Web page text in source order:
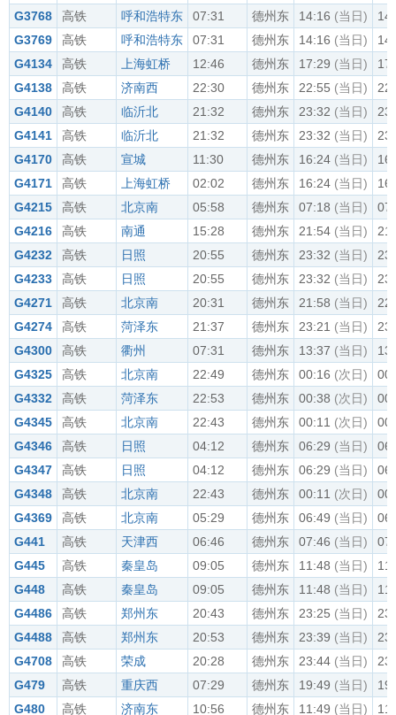
G3768
高铁 呼和浩特东 07:31 德州东 14:16 (当日)
G3769
高铁 呼和浩特东 07:31 德州东 14:16 (当日)
G4134
高铁 上海虹桥 12:46 德州东 17:29 (当日)
G4138
高铁 济南西 22:30 德州东 22:55 (当日)
G4140
高铁 临沂北 21:32 德州东 23:32 (当日)
G4141
高铁 临沂北 21:32 德州东 23:32 (当日)
G4170
高铁 宣城 11:30 德州东 16:24 (当日)
G4171
高铁 上海虹桥 02:02 德州东 16:24 (当日)
G4215
高铁 北京南 05:58 德州东 07:18 (当日)
G4216
高铁 南通 15:28 德州东 21:54 (当日)
G4232
高铁 日照 20:55 德州东 23:32 (当日)
G4233
高铁 日照 20:55 德州东 23:32 (当日)
G4271
高铁 北京南 20:31 德州东 21:58 (当日)
G4274
高铁 菏泽东 21:37 德州东 23:21 (当日)
G4300
高铁 衢州 07:31 德州东 13:37 (当日)
G4325
高铁 北京南 22:49 德州东 00:16 (次日)
G4332
高铁 菏泽东 22:53 德州东 00:38 (次日)
G4345
高铁 北京南 22:43 德州东 00:11 (次日)
G4346
高铁 日照 04:12 德州东 06:29 (当日)
G4347
高铁 日照 04:12 德州东 06:29 (当日)
G4348
高铁 北京南 22:43 德州东 00:11 (次日)
G4369
高铁 北京南 05:29 德州东 06:49 (当日)
G441
高铁 天津西 06:46 德州东 07:46 (当日)
G445
高铁 秦皇岛 09:05 德州东 11:48 (当日)
G448
高铁 秦皇岛 09:05 德州东 11:48 (当日)
G4486
高铁 郑州东 20:43 德州东 23:25 (当日)
G4488
高铁 郑州东 20:53 德州东 23:39 (当日)
G4708
高铁 荣成 20:28 德州东 23:44 (当日)
G479
高铁 重庆西 07:29 德州东 19:49 (当日)
G480
高铁 济南东 10:56 德州东 11:49 (当日)